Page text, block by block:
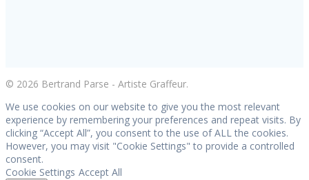
© 2026 Bertrand Parse - Artiste Graffeur.
We use cookies on our website to give you the most relevant
experience by remembering your preferences and repeat visits. By
clicking “Accept All”, you consent to the use of ALL the cookies.
However, you may visit "Cookie Settings" to provide a controlled
consent.
Cookie Settings Accept All